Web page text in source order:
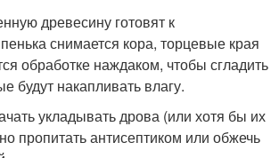
древесину готовят к
снимается кора, торцевые края
обработке наждаком, чтобы сгладить
будут накапливать влагу.
укладывать дрова (или хотя бы их
пропитать антисептиком или обжечь